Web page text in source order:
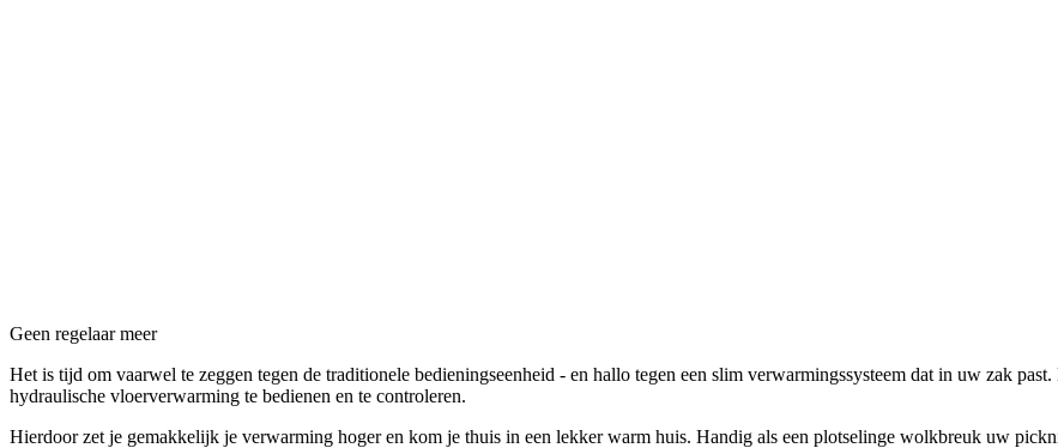
Geen regelaar meer
Het is tijd om vaarwel te zeggen tegen de traditionele bedieningseenheid - en hallo tegen een slim verwarmingssysteem dat in uw zak
hydraulische vloerverwarming te bedienen en te controleren.
Hierdoor zet je gemakkelijk je verwarming hoger en kom je thuis in een lekker warm huis. Handig als een plotselinge wolkbreuk uw